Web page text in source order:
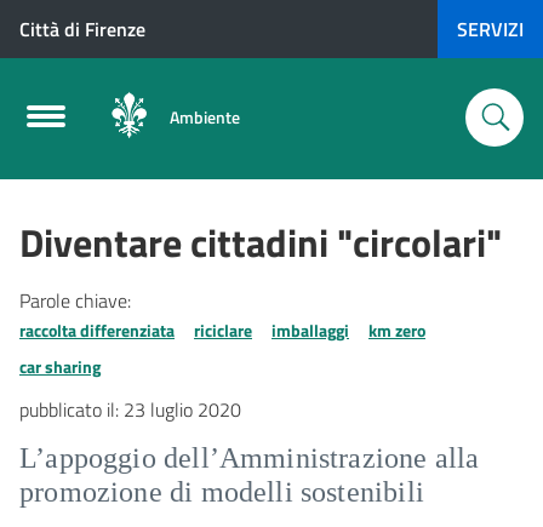
Città di Firenze SERVIZI
Ambiente
Diventare cittadini "circolari"
Parole chiave:
raccolta differenziata riciclare imballaggi
km zero
car sharing
pubblicato il: 23 luglio 2020
L’appoggio dell’Amministrazione alla
promozione di modelli sostenibili